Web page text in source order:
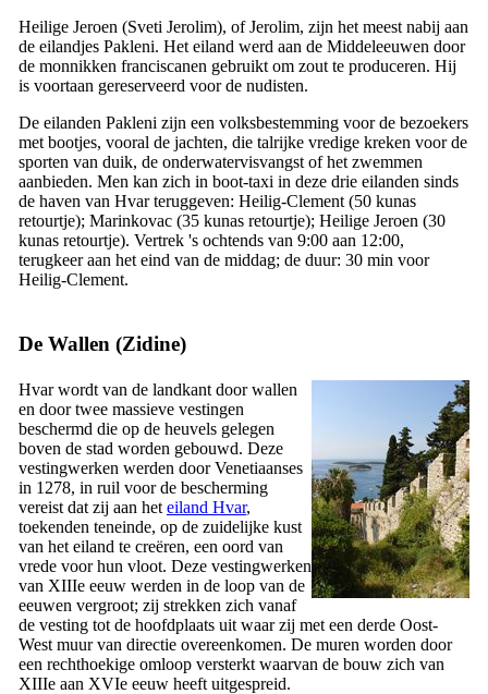
Heilige Jeroen (Sveti Jerolim), of Jerolim, zijn het meest nabij aan
de eilandjes Pakleni. Het eiland werd aan de Middeleeuwen door
de monnikken franciscanen gebruikt om zout te produceren. Hij
is voortaan gereserveerd voor de nudisten.
De eilanden Pakleni zijn een volksbestemming voor de bezoekers
met bootjes, vooral de jachten, die talrijke vredige kreken voor de
sporten van duik, de onderwatervisvangst of het zwemmen
aanbieden. Men kan zich in boot-taxi in deze drie eilanden sinds
de haven van Hvar teruggeven: Heilig-Clement (50 kunas
retourtje); Marinkovac (35 kunas retourtje); Heilige Jeroen (30
kunas retourtje). Vertrek 's ochtends van 9:00 aan 12:00,
terugkeer aan het eind van de middag; de duur: 30 min voor
Heilig-Clement.
De Wallen (Zidine)
Hvar wordt van de landkant door wallen
en door twee massieve vestingen
beschermd die op de heuvels gelegen
boven de stad worden gebouwd. Deze
vestingwerken werden door Venetiaanses
in 1278, in ruil voor de bescherming
vereist dat zij aan het eiland Hvar,
toekenden teneinde, op de zuidelijke kust
van het eiland te creëren, een oord van
vrede voor hun vloot. Deze vestingwerken
van XIIIe eeuw werden in de loop van de
eeuwen vergroot; zij strekken zich vanaf
de vesting tot de hoofdplaats uit waar zij met een derde Oost-
West muur van directie overeenkomen. De muren worden door
een rechthoekige omloop versterkt waarvan de bouw zich van
XIIIe aan XVIe eeuw heeft uitgespreid.